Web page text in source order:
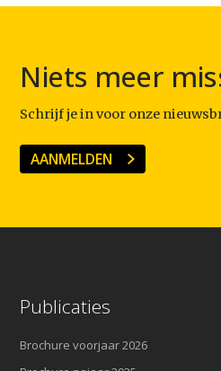
Niets meer
Schrijf je in voor onze
AANMELDEN
Publicaties
Brochure voorjaar 2026